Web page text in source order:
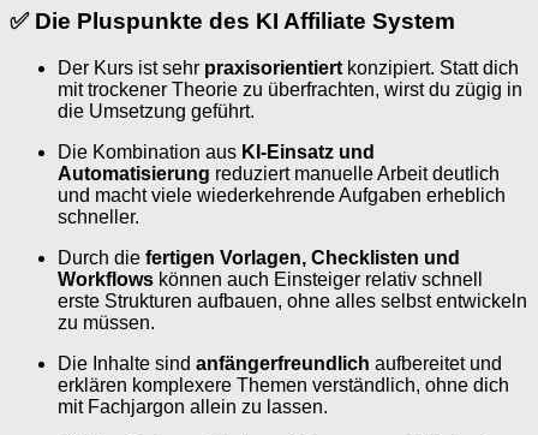
✅ Die Pluspunkte des KI Affiliate System
Der Kurs ist sehr praxisorientiert konzipiert. Statt dich
mit trockener Theorie zu überfrachten, wirst du zügig in
die Umsetzung geführt.
Die Kombination aus KI-Einsatz und
Automatisierung reduziert manuelle Arbeit deutlich
und macht viele wiederkehrende Aufgaben erheblich
schneller.
Durch die fertigen Vorlagen, Checklisten und
Workflows können auch Einsteiger relativ schnell
erste Strukturen aufbauen, ohne alles selbst entwickeln
zu müssen.
Die Inhalte sind anfängerfreundlich aufbereitet und
erklären komplexere Themen verständlich, ohne dich
mit Fachjargon allein zu lassen.